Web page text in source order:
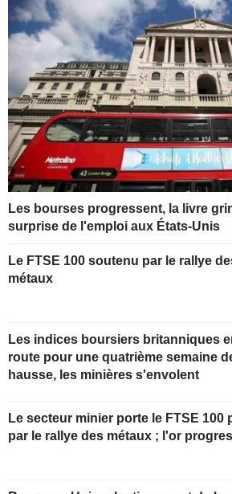
Les bourses progressent, la livre
surprise de l'emploi aux États-Unis
Le FTSE 100 soutenu par le rallye
métaux
Les indices boursiers britanniques
route pour une quatrième semaine
hausse, les minières s'envolent
Le secteur minier porte le FTSE 100
par le rallye des métaux ; l'or